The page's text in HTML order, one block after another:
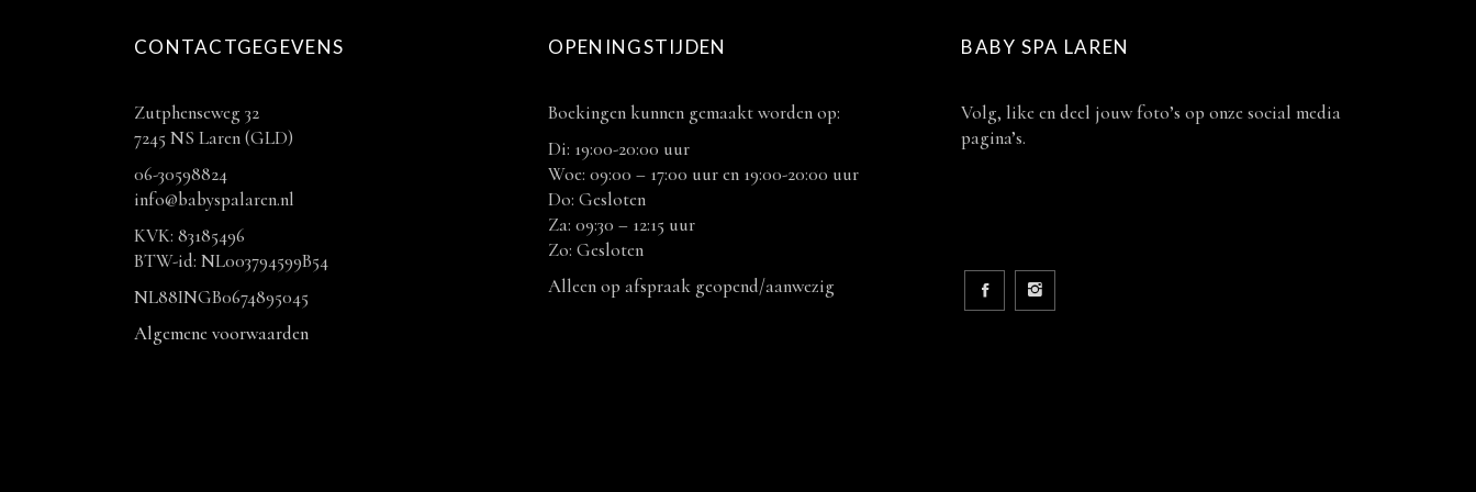
CONTACTGEGEVENS
Zutphenseweg 32
7245 NS Laren (GLD)
06-30598824
info@babyspalaren.nl
KVK: 83185496
BTW-id: NL003794599B54
NL88INGB0674895045
Algemene voorwaarden
OPENINGSTIJDEN
Boekingen kunnen gemaakt worden op:
Di: 19:00-20:00 uur
Woe: 09:00 – 17:00 uur en 19:00-20:00 uur
Do: Gesloten
Za: 09:30 – 12:15 uur
Zo: Gesloten
Alleen op afspraak geopend/aanwezig
BABY SPA LAREN
Volg, like en deel jouw foto’s op onze social media
pagina’s.